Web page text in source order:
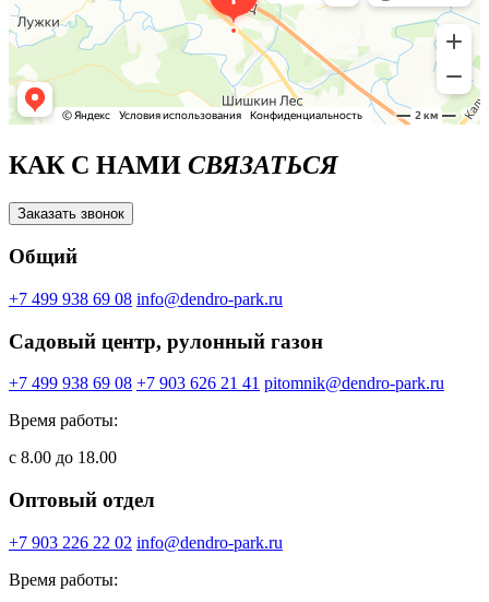
КАК С НАМИ СВЯЗАТЬСЯ
Заказать звонок
Общий
+7 499 938 69 08 info@dendro-park.ru
Садовый центр, рулонный газон
+7 499 938 69 08 +7 903 626 21 41 pitomnik@dendro-park.ru
Время работы:
с 8.00 до 18.00
Оптовый отдел
+7 903 226 22 02 info@dendro-park.ru
Время работы: